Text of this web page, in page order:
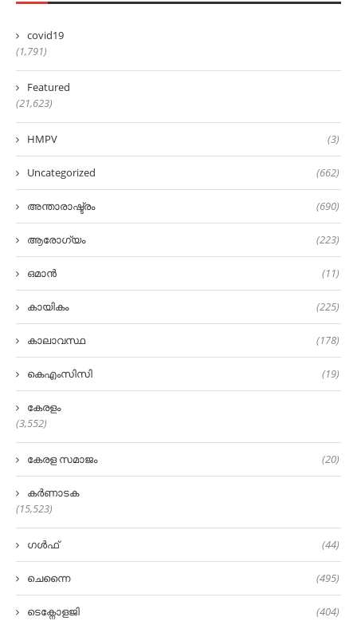
covid19
(1,791)
Featured
(21,623)
HMPV (3)
Uncategorized (662)
അന്താരാഷ്ട്രം (690)
ആരോഗ്യം (223)
ഒമാൻ (11)
കായികം (225)
കാലാവസ്ഥ (178)
കെഎംസിസി (19)
കേരളം
(3,552)
കേരള സമാജം (20)
കർണാടക
(15,523)
ഗൾഫ് (44)
ചെന്നൈ (495)
ടെക്നോളജി (404)